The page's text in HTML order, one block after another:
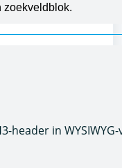
zoekveldblok.
header in